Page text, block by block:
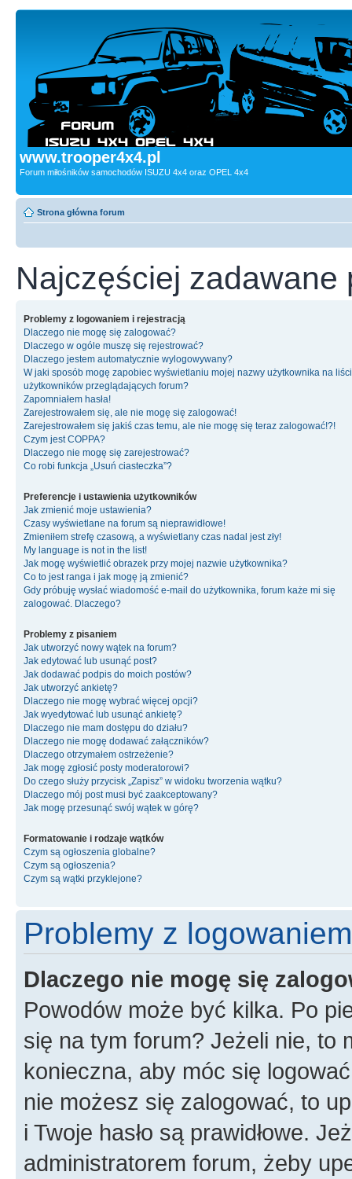
www.trooper4x4.pl
Forum miłośników samochodów ISUZU 4x4 oraz OPEL 4x4
Strona główna forum
Najczęściej zadawane
Problemy z logowaniem i rejestracją
Dlaczego nie mogę się zalogować?
Dlaczego w ogóle muszę się rejestrować?
Dlaczego jestem automatycznie wylogowywany?
W jaki sposób mogę zapobiec wyświetlaniu mojej nazwy użytkownika na
użytkowników przeglądających forum?
Zapomniałem hasła!
Zarejestrowałem się, ale nie mogę się zalogować!
Zarejestrowałem się jakiś czas temu, ale nie mogę się teraz zalogować!?!
Czym jest COPPA?
Dlaczego nie mogę się zarejestrować?
Co robi funkcja „Usuń ciasteczka”?
Preferencje i ustawienia użytkowników
Jak zmienić moje ustawienia?
Czasy wyświetlane na forum są nieprawidłowe!
Zmieniłem strefę czasową, a wyświetlany czas nadal jest zły!
My language is not in the list!
Jak mogę wyświetlić obrazek przy mojej nazwie użytkownika?
Co to jest ranga i jak mogę ją zmienić?
Gdy próbuję wysłać wiadomość e-mail do użytkownika, forum każe mi się
zalogować. Dlaczego?
Problemy z pisaniem
Jak utworzyć nowy wątek na forum?
Jak edytować lub usunąć post?
Jak dodawać podpis do moich postów?
Jak utworzyć ankietę?
Dlaczego nie mogę wybrać więcej opcji?
Jak wyedytować lub usunąć ankietę?
Dlaczego nie mam dostępu do działu?
Dlaczego nie mogę dodawać załączników?
Dlaczego otrzymałem ostrzeżenie?
Jak mogę zgłosić posty moderatorowi?
Do czego służy przycisk „Zapisz” w widoku tworzenia wątku?
Dlaczego mój post musi być zaakceptowany?
Jak mogę przesunąć swój wątek w górę?
Formatowanie i rodzaje wątków
Czym są ogłoszenia globalne?
Czym są ogłoszenia?
Czym są wątki przyklejone?
Problemy z
Dlaczego nie mogę się
Powodów może być kilka. Po
się na tym forum? Jeżeli nie, to
konieczna, aby móc się
nie możesz się zalogować, to
i Twoje hasło są prawidłowe.
administratorem forum, żeby